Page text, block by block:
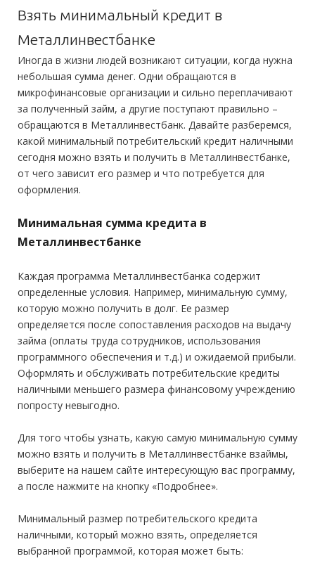
Постоянная
Доход:
Стаж на последнем месте:
от 3 месяцев
Общий трудовой стаж:
—
Паспорт РФ Копия трудовой книжки Справка 2-НДФЛ
по форме банка
Дополнительные:
не требуются
Требования
Гражданство:
РФ
Регистрация в РФ:
Постоянная
Доход:
—
Общий трудовой стаж:
от 1 года
в отделении; в мобильном приложении; онлайн заявка через
официальный сайт
Тип платежей:
Аннуитетный
Документы
Обязательные:
Паспорт РФ Справка 2-НДФЛ Справка по форме банка
Требования
Гражданство:
РФ
Регистрация в РФ:
Постоянная
Доход:
—
Стаж на последнем месте:
от 3 месяцев
Общий трудовой стаж:
—
Взять минимальный кредит в
Металлинвестбанке
Иногда в жизни людей возникают ситуации, когда нужна
небольшая сумма денег. Одни обращаются в
микрофинансовые организации и сильно переплачивают
за полученный займ, а другие поступают правильно –
обращаются в Металлинвестбанк. Давайте разберемся,
какой минимальный потребительский кредит наличными
сегодня можно взять и получить в Металлинвестбанке,
от чего зависит его размер и что потребуется для
оформления.
Минимальная сумма кредита в
Металлинвестбанке
Каждая программа Металлинвестбанка содержит
определенные условия. Например, минимальную сумму,
которую можно получить в долг. Ее размер
определяется после сопоставления расходов на выдачу
займа (оплаты труда сотрудников, использования
программного обеспечения и т.д.) и ожидаемой прибыли.
Оформлять и обслуживать потребительские кредиты
наличными меньшего размера финансовому учреждению
попросту невыгодно.
Для того чтобы узнать, какую самую минимальную сумму
можно взять и получить в Металлинвестбанке взаймы,
выберите на нашем сайте интересующую вас программу,
а после нажмите на кнопку «Подробнее».
Минимальный размер потребительского кредита
наличными, который можно взять, определяется
выбранной программой, которая может быть: